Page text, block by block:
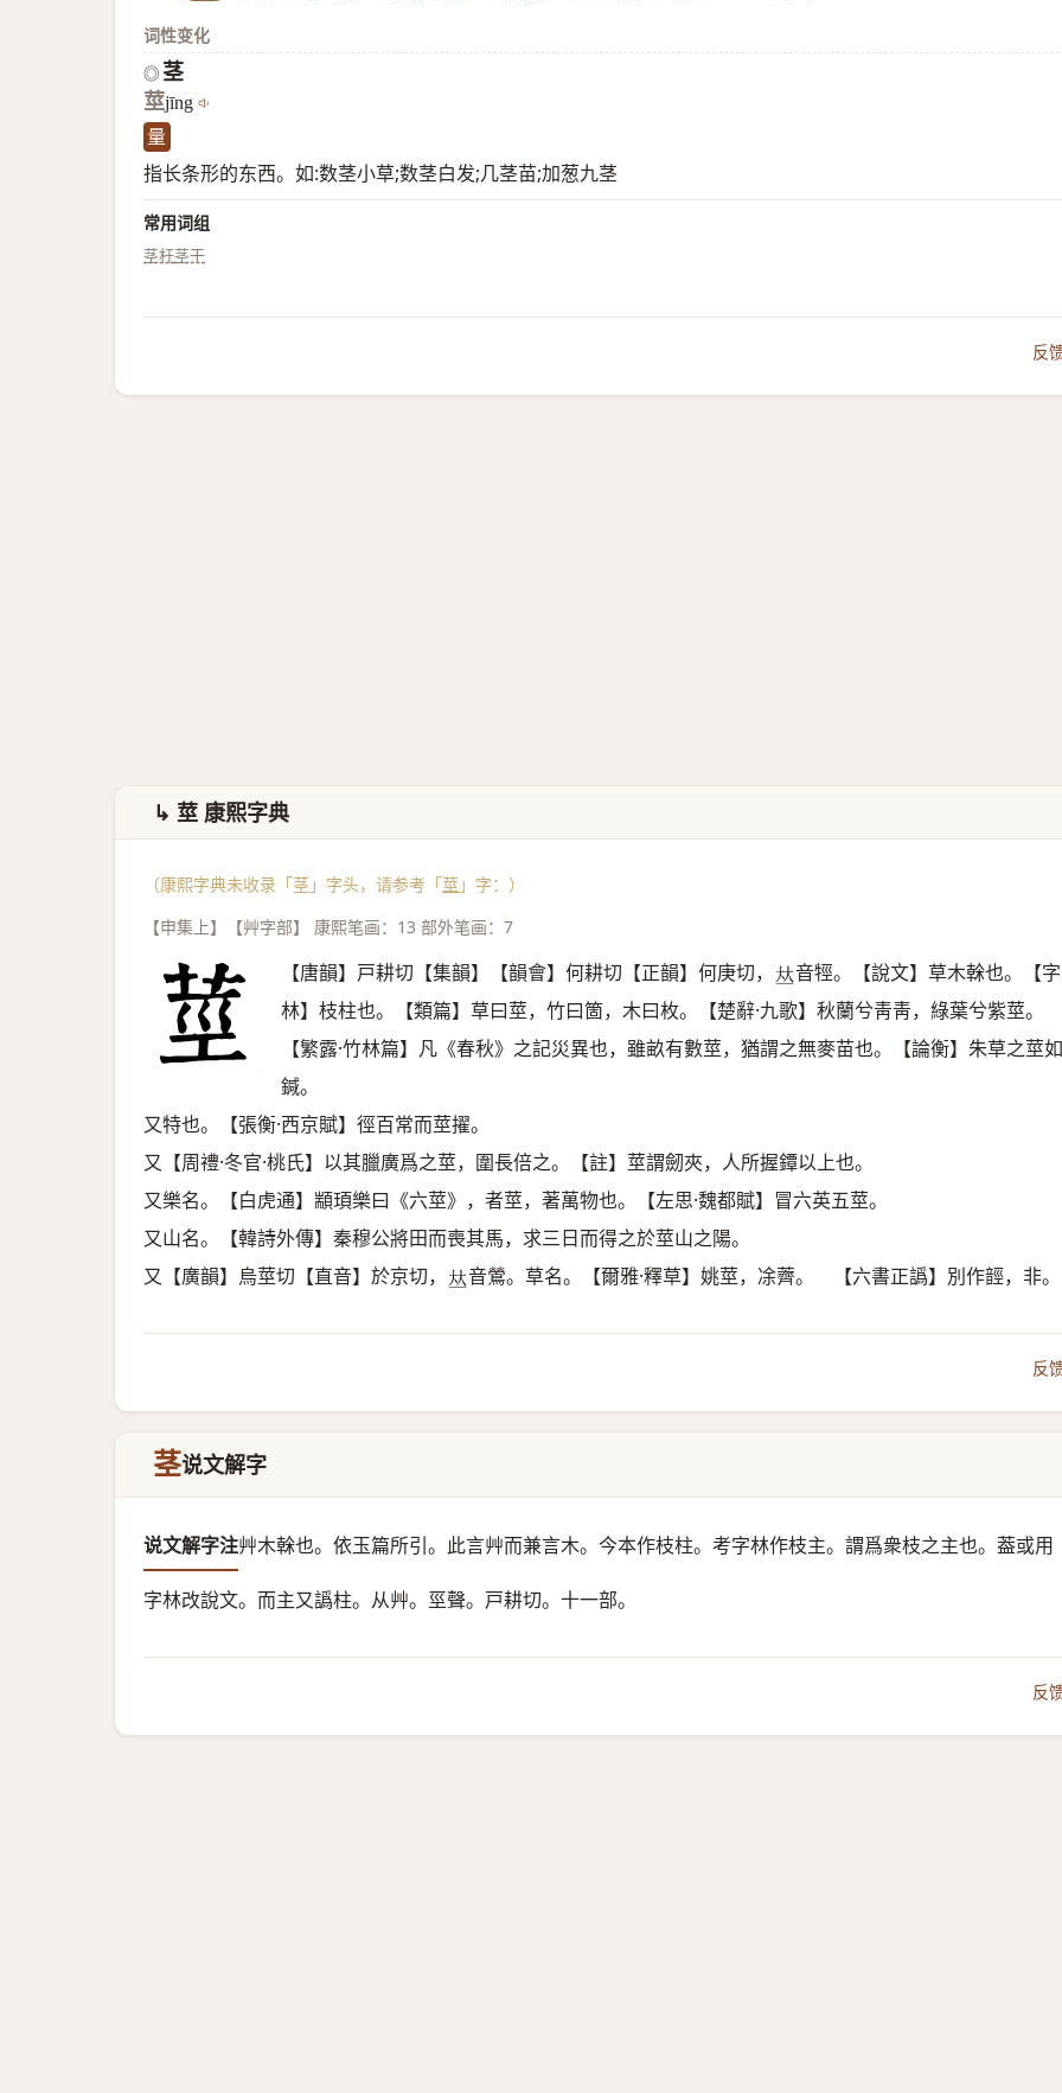
词性变化
◎ 茎
莖jīng
量
指长条形的东西。如:数茎小草;数茎白发;几茎苗;加葱九茎
常用词组
茎杆茎干
反
↳ 莖 康熙字典
（康熙字典未收录「茎」字头，请参考「莖 」字：）
【申集上】【艸字部】 康熙笔画：13 部外笔画：7
【唐韻】戸耕切【集韻】【韻會】何耕切【正韻】何庚切， 𠀤音牼。【說文】草木榦也。【字
林】枝柱也。【類篇】草曰莖，竹曰箇，木曰枚。【楚辭·九歌】秋蘭兮靑靑，綠葉兮紫莖。
【繁露·竹林篇】凡《春秋》之記災異也，雖畝有數莖，猶謂之無麥苗也。【論衡】朱草之莖如
鍼。
又特也。【張衡·西京賦】徑百常而莖擢。
又【周禮·冬官·桃氏】以其臘廣爲之莖，圍長倍之。【註】莖謂劒夾，人所握鐔以上也。
又樂名。【白虎通】顓頊樂曰《六莖》，者莖，著萬物也。【左思·魏都賦】冒六英五莖。
又山名。【韓詩外傳】秦穆公將田而喪其馬，求三日而得之於莖山之陽。
又【廣韻】烏莖切【直音】於京切， 𠀤音鶯。草名。【爾雅·釋草】姚莖，凃薺。 【六書正譌】別作䪫，非。
反
茎说文解字
说文解字注艸木榦也。 依玉篇所引。此言艸而兼言木。今本作枝柱。考字林作枝主。謂爲衆枝之主也。葢或用
字林改說文。而主又譌柱。 从艸。巠聲。 戸耕切。十一部。
反